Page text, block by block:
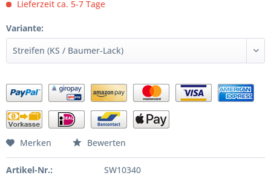
Lieferzeit ca. 5-7 Tage
Variante:
Merken Bewerten
Artikel-Nr.: SW10340